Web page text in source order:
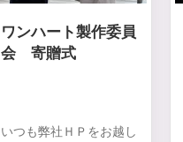
ワンハート製作委員
会 寄贈式
いつも弊社ＨＰをお越し